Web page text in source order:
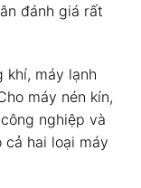
đánh giá rất
khí, máy lạnh
máy nén kín,
nghiệp và
hai loại máy